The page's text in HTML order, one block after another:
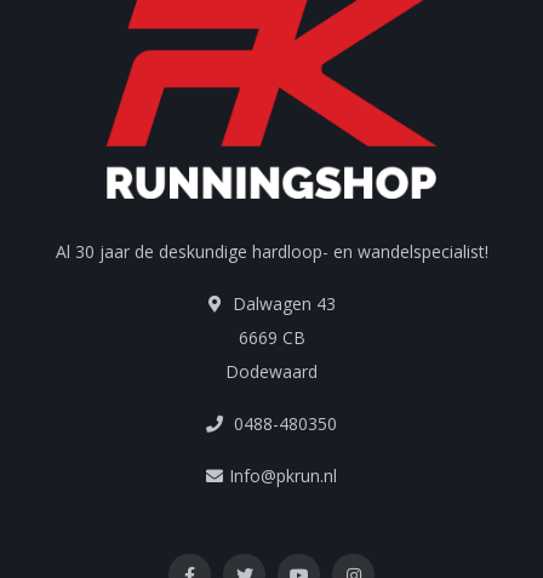
Al 30 jaar de deskundige hardloop- en wandelspecialist!
Dalwagen 43
6669 CB
Dodewaard
0488-480350
Info@pkrun.nl